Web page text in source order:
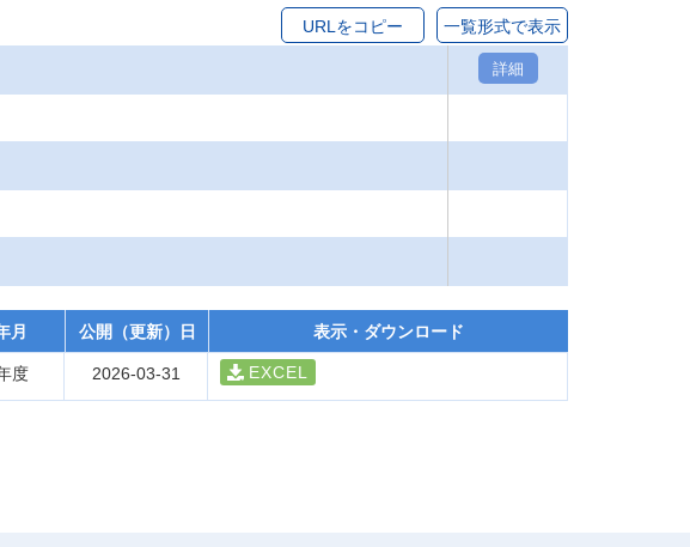
URLをコピー 一覧形式で表示
詳細
月 公開（更新）日 表示・ダウンロード
度 2026-03-31 EXCEL